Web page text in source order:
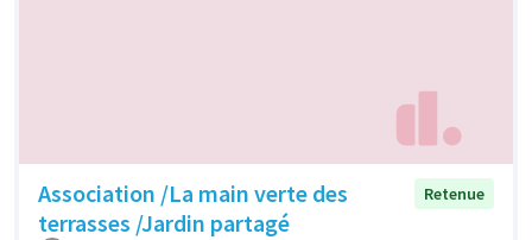
Association /La main verte des
terrasses /Jardin partagé
Retenue